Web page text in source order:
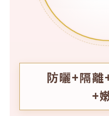
防曬+隔離
+